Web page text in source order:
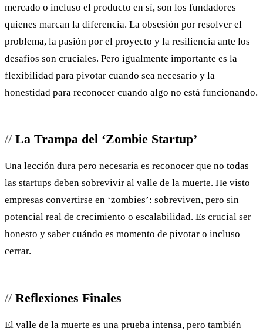
mercado o incluso el producto en sí, son los fundadores
quienes marcan la diferencia. La obsesión por resolver el
problema, la pasión por el proyecto y la resiliencia ante los
desafíos son cruciales. Pero igualmente importante es la
flexibilidad para pivotar cuando sea necesario y la
honestidad para reconocer cuando algo no está funcionando.
La Trampa del ‘Zombie Startup’
Una lección dura pero necesaria es reconocer que no todas
las startups deben sobrevivir al valle de la muerte. He visto
empresas convertirse en ‘zombies’: sobreviven, pero sin
potencial real de crecimiento o escalabilidad. Es crucial ser
honesto y saber cuándo es momento de pivotar o incluso
cerrar.
Reflexiones Finales
El valle de la muerte es una prueba intensa, pero también